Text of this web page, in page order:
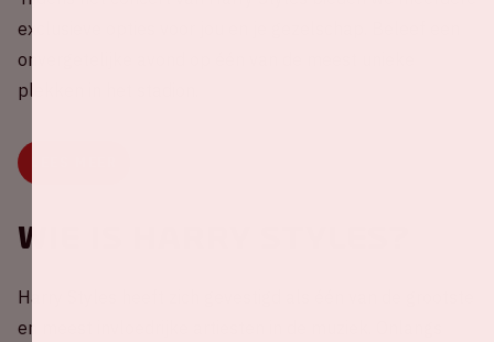
exclusieve opties voor jou en je gezelschap. Beleef een
onvergetelijke avond op één van de meest unieke
plekken in het stadion.
Wie is Harry Styles?
Harry Styles heeft zich gevestigd als één van de grootste
en meest invloedrijke artiesten in de muziek. Onlangs